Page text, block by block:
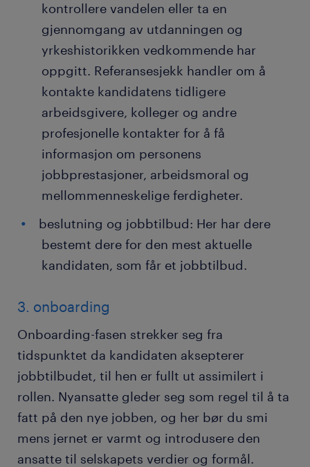
kontrollere vandelen eller ta en
gjennomgang av utdanningen og
yrkeshistorikken vedkommende har
oppgitt. Referansesjekk handler om å
kontakte kandidatens tidligere
arbeidsgivere, kolleger og andre
profesjonelle kontakter for å få
informasjon om personens
jobbprestasjoner, arbeidsmoral og
mellommenneskelige ferdigheter.
beslutning og jobbtilbud: Her har dere
bestemt dere for den mest aktuelle
kandidaten, som får et jobbtilbud.
3. onboarding
Onboarding-fasen strekker seg fra
tidspunktet da kandidaten aksepterer
jobbtilbudet, til hen er fullt ut assimilert i
rollen. Nyansatte gleder seg som regel til å ta
fatt på den nye jobben, og her bør du smi
mens jernet er varmt og introdusere den
ansatte til selskapets verdier og formål.